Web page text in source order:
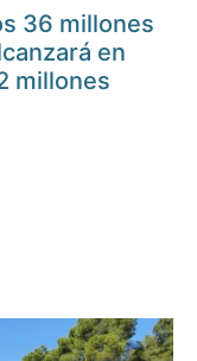
36 millones
en
millones